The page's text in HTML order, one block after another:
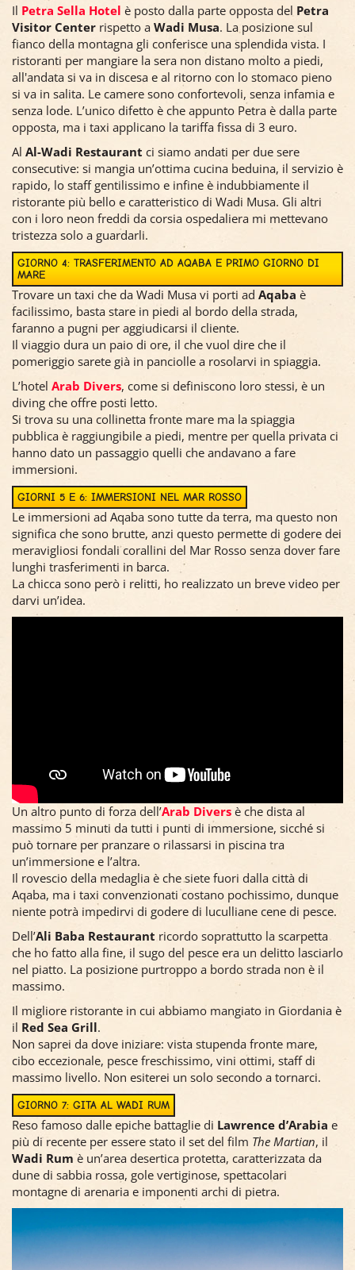
Il Petra Sella Hotel è posto dalla parte opposta del Petra
Visitor Center rispetto a Wadi Musa. La posizione sul
fianco della montagna gli conferisce una splendida vista. I
ristoranti per mangiare la sera non distano molto a piedi,
all'andata si va in discesa e al ritorno con lo stomaco pieno
si va in salita. Le camere sono confortevoli, senza infamia e
senza lode. L’unico difetto è che appunto Petra è dalla parte
opposta, ma i taxi applicano la tariffa fissa di 3 euro.
Al Al-Wadi Restaurant ci siamo andati per due sere
consecutive: si mangia un’ottima cucina beduina, il servizio è
rapido, lo staff gentilissimo e infine è indubbiamente il
ristorante più bello e caratteristico di Wadi Musa. Gli altri
con i loro neon freddi da corsia ospedaliera mi mettevano
tristezza solo a guardarli.
GIORNO 4: TRASFERIMENTO AD AQABA E PRIMO GIORNO DI
MARE
Trovare un taxi che da Wadi Musa vi porti ad Aqaba è
facilissimo, basta stare in piedi al bordo della strada,
faranno a pugni per aggiudicarsi il cliente.
Il viaggio dura un paio di ore, il che vuol dire che il
pomeriggio sarete già in panciolle a rosolarvi in spiaggia.
L’hotel Arab Divers, come si definiscono loro stessi, è un
diving che offre posti letto.
Si trova su una collinetta fronte mare ma la spiaggia
pubblica è raggiungibile a piedi, mentre per quella privata ci
hanno dato un passaggio quelli che andavano a fare
immersioni.
GIORNI 5 E 6: IMMERSIONI NEL MAR ROSSO
Le immersioni ad Aqaba sono tutte da terra, ma questo non
significa che sono brutte, anzi questo permette di godere dei
meravigliosi fondali corallini del Mar Rosso senza dover fare
lunghi trasferimenti in barca.
La chicca sono però i relitti, ho realizzato un breve video per
darvi un’idea.
Un altro punto di forza dell’Arab Divers è che dista al
massimo 5 minuti da tutti i punti di immersione, sicché si
può tornare per pranzare o rilassarsi in piscina tra
un’immersione e l’altra.
Il rovescio della medaglia è che siete fuori dalla città di
Aqaba, ma i taxi convenzionati costano pochissimo, dunque
niente potrà impedirvi di godere di luculliane cene di pesce.
Dell’Ali Baba Restaurant ricordo soprattutto la scarpetta
che ho fatto alla fine, il sugo del pesce era un delitto lasciarlo
nel piatto. La posizione purtroppo a bordo strada non è il
massimo.
Il migliore ristorante in cui abbiamo mangiato in Giordania è
il Red Sea Grill.
Non saprei da dove iniziare: vista stupenda fronte mare,
cibo eccezionale, pesce freschissimo, vini ottimi, staff di
massimo livello. Non esiterei un solo secondo a tornarci.
GIORNO 7: GITA AL WADI RUM
Reso famoso dalle epiche battaglie di Lawrence d’Arabia e
più di recente per essere stato il set del film The Martian, il
Wadi Rum è un’area desertica protetta, caratterizzata da
dune di sabbia rossa, gole vertiginose, spettacolari
montagne di arenaria e imponenti archi di pietra.